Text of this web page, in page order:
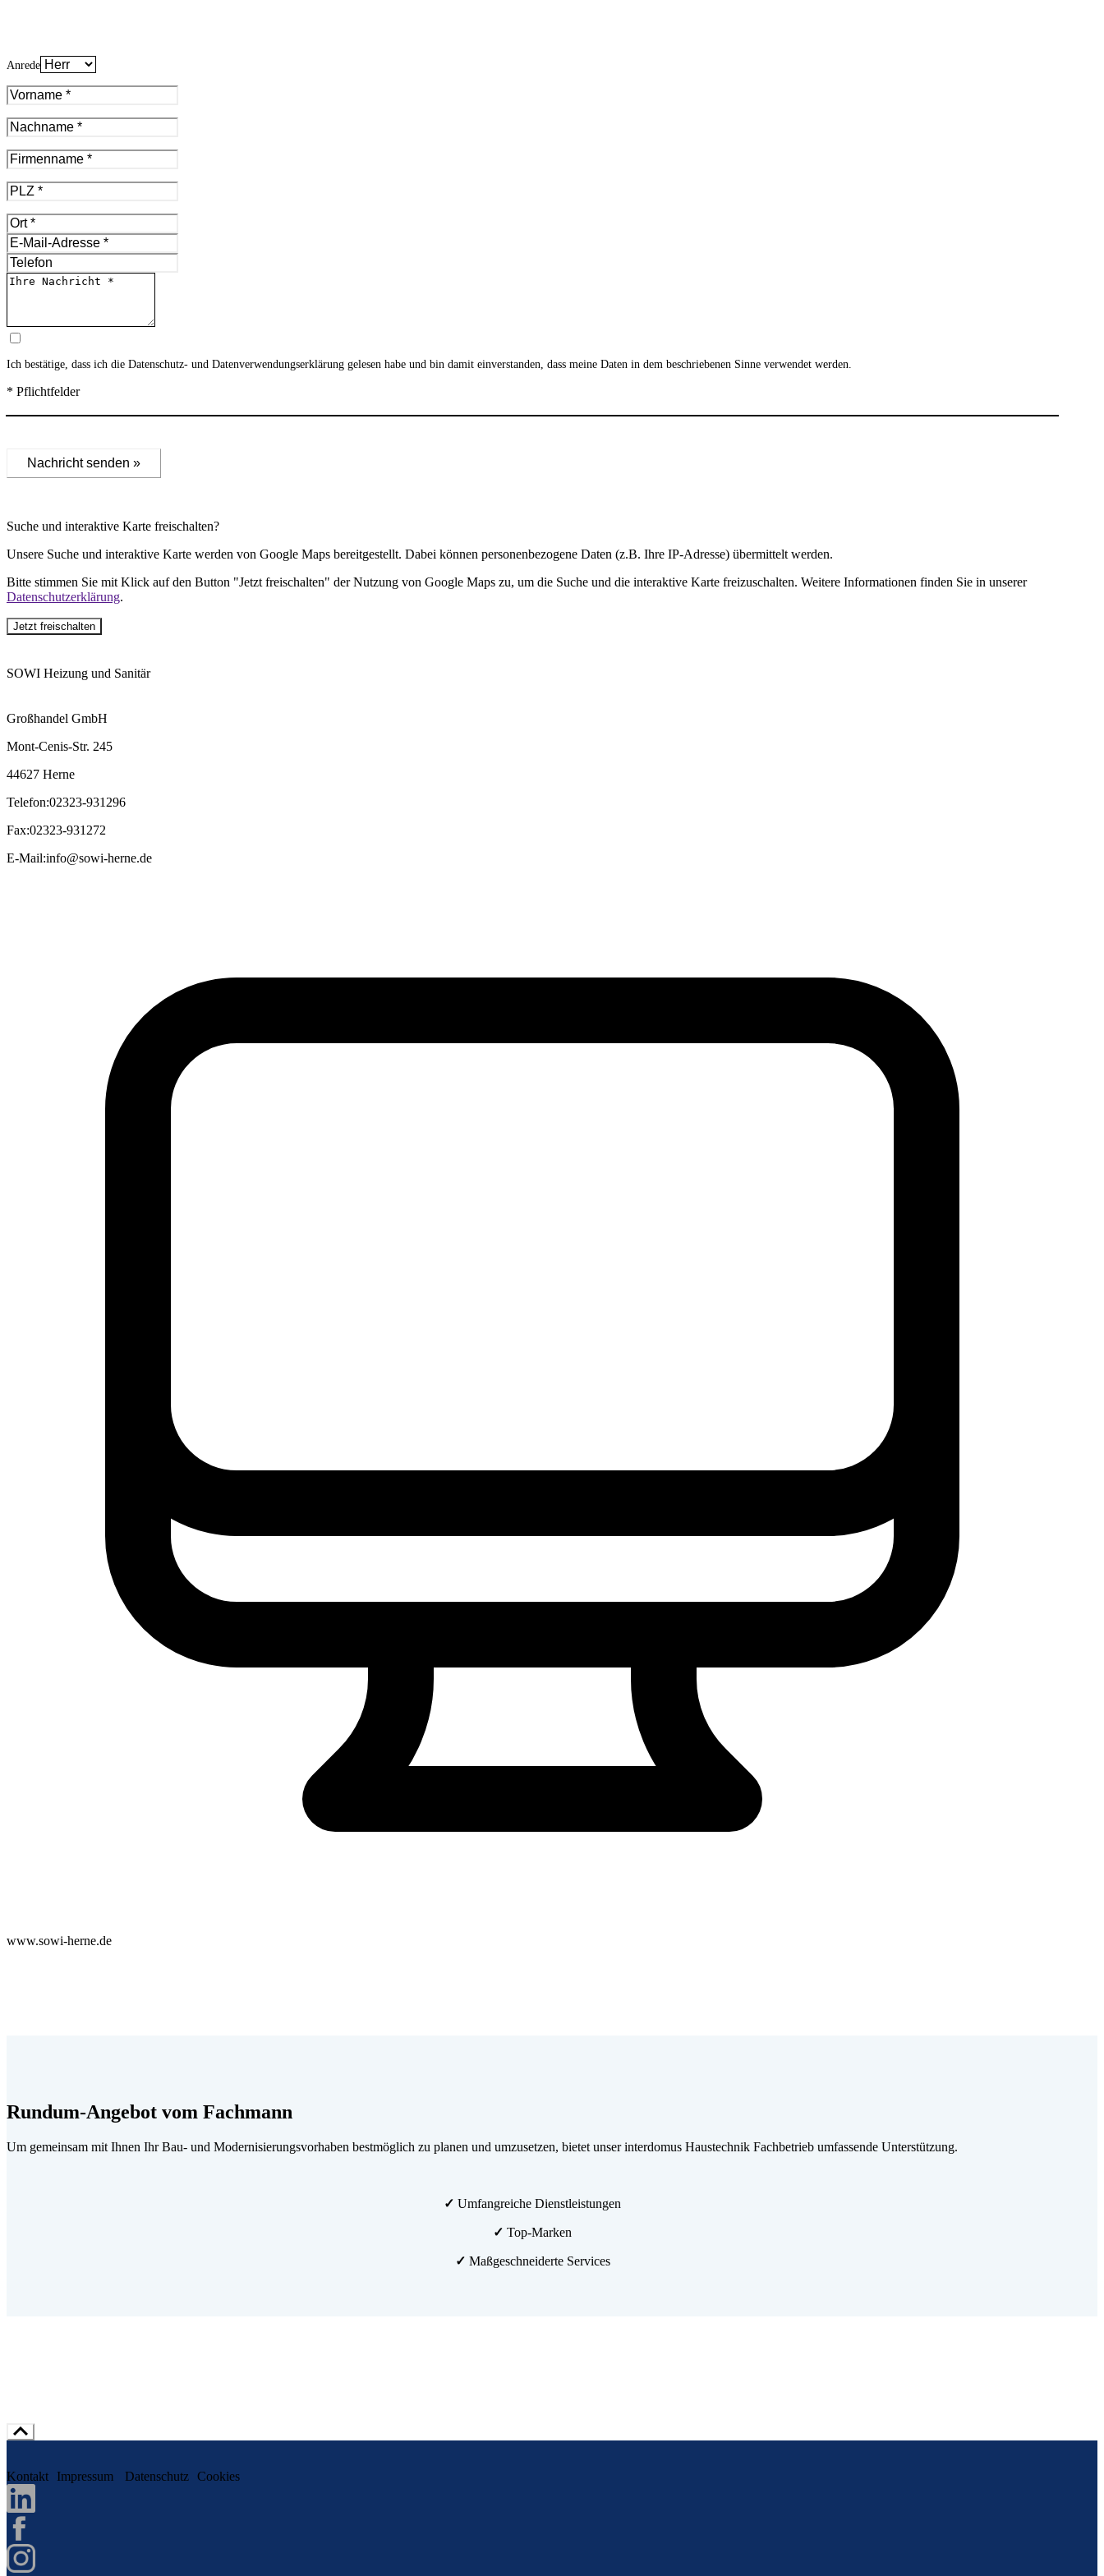
Anrede
Ich bestätige, dass ich die Datenschutz- und Datenverwendungserklärung gelesen habe und bin damit einverstanden, dass meine Daten in dem beschriebenen Sinne verwendet werden.
* Pflichtfelder
Nachricht senden »
Suche und interaktive Karte freischalten?
Unsere Suche und interaktive Karte werden von Google Maps bereitgestellt. Dabei können personenbezogene Daten (z.B. Ihre IP-Adresse) übermittelt werden.
Bitte stimmen Sie mit Klick auf den Button "Jetzt freischalten" der Nutzung von Google Maps zu, um die Suche und die interaktive Karte freizuschalten. Weitere Informationen finden Sie in unserer
Datenschutzerklärung.
Jetzt freischalten
SOWI Heizung und Sanitär
Großhandel GmbH
Mont-Cenis-Str. 245
44627 Herne
Telefon:02323-931296
Fax:02323-931272
E-Mail:info@sowi-herne.de
www.sowi-herne.de
Rundum-Angebot vom Fachmann
Um gemeinsam mit Ihnen Ihr Bau- und Modernisierungsvorhaben bestmöglich zu planen und umzusetzen, bietet unser interdomus Haustechnik Fachbetrieb umfassende Unterstützung.
✓ Umfangreiche Dienstleistungen
✓ Top-Marken
✓ Maßgeschneiderte Services
Kontakt Impressum Datenschutz Cookies